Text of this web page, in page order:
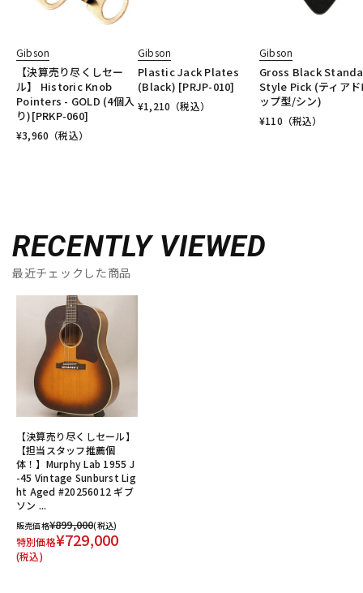
Gibson
【決算売り尽くしセー
ル】 Historic Knob
Pointers - GOLD (4個入
り)[PRKP-060]
¥3,960 （税込）
Gibson
Plastic Jack Plates
(Black) [PRJP-010]
¥1,210 （税込）
Gibson
Gross Black
Style Pick (ティアド
ップ型/シン)
¥110 （税込）
RECENTLY VIEWED
最近チェックした商品
【決算売り尽くしセール】
【担当スタッフ推薦個
体！】Murphy Lab 1955 J
-45 Vintage Sunburst Lig
ht Aged #20256012 ギブ
ソン ...
販売価格¥899,000(税込)
特別価格¥729,000
(税込)